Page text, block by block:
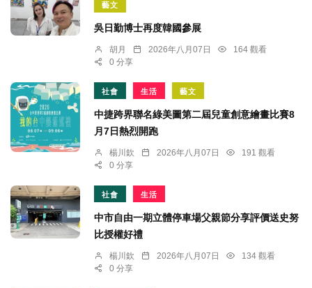
藝文
吳日勤博士再度韓國參展
胡月 2026年八月07日
164 觀看
0 分享
社會 生活 藝文
中捷跨界聯名綠美圖第二屆兒童創意繪畫比賽8
月7日熱烈開跑
楊川欽 2026年八月07日
191 觀看
0 分享
社會 生活
中市自由一期立體停車場父親節分享評價送史努
比授權好禮
楊川欽 2026年八月07日
134 觀看
0 分享